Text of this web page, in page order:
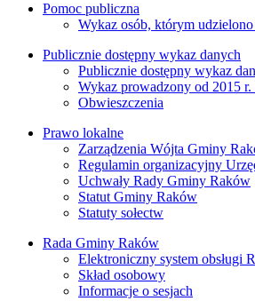
Pomoc publiczna
Wykaz osób, którym
Publicznie dostępny wykaz danych
Publicznie dostępny wykaz
Wykaz prowadzony od 2015 r.
Obwieszczenia
Prawo lokalne
Zarządzenia Wójta Gminy
Regulamin organizacyjny
Uchwały Rady Gminy Raków
Statut Gminy Raków
Statuty sołectw
Rada Gminy Raków
Elektroniczny system obsługi
Skład osobowy
Informacje o sesjach